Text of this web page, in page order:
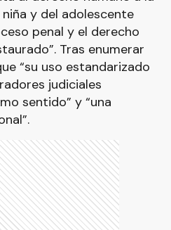
y del adolescente
penal y el derecho
Tras enumerar
“su uso estandarizado
judiciales
sentido” y “una